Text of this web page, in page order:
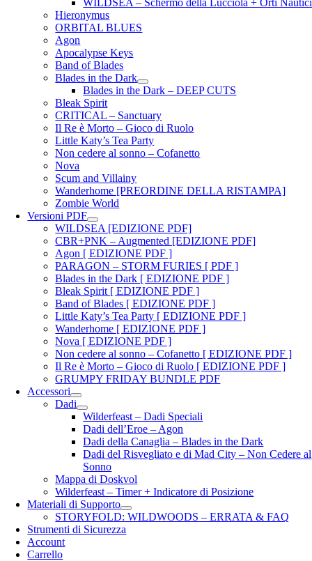
WILDSEA – Schermo della Lucciola + Orti Nautici
Hieronymus
ORBITAL BLUES
Agon
Apocalypse Keys
Band of Blades
Blades in the Dark
Blades in the Dark – DEEP CUTS
Bleak Spirit
CRITICAL – Sanctuary
Il Re è Morto – Gioco di Ruolo
Little Katy’s Tea Party
Non cedere al sonno – Cofanetto
Nova
Scum and Villainy
Wanderhome [PREORDINE DELLA RISTAMPA]
Zombie World
Versioni PDF
WILDSEA [EDIZIONE PDF]
CBR+PNK – Augmented [EDIZIONE PDF]
Agon [ EDIZIONE PDF ]
PARAGON – STORM FURIES [ PDF ]
Blades in the Dark [ EDIZIONE PDF ]
Bleak Spirit [ EDIZIONE PDF ]
Band of Blades [ EDIZIONE PDF ]
Little Katy’s Tea Party [ EDIZIONE PDF ]
Wanderhome [ EDIZIONE PDF ]
Nova [ EDIZIONE PDF ]
Non cedere al sonno – Cofanetto [ EDIZIONE PDF ]
Il Re è Morto – Gioco di Ruolo [ EDIZIONE PDF ]
GRUMPY FRIDAY BUNDLE PDF
Accessori
Dadi
Wilderfeast – Dadi Speciali
Dadi dell’Eroe – Agon
Dadi della Canaglia – Blades in the Dark
Dadi del Risvegliato e di Mad City – Non Cedere al
Sonno
Mappa di Doskvol
Wilderfeast – Timer + Indicatore di Posizione
Materiali di Supporto
STORYFOLD: WILDWOODS – ERRATA & FAQ
Strumenti di Sicurezza
Account
Carrello